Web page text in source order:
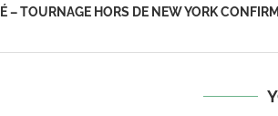
– TOURNAGE HORS DE NEW YORK